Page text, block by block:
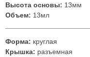
Высота основы: 13мм
Объем: 13мл
Форма: круглая
Крышка: разъемная